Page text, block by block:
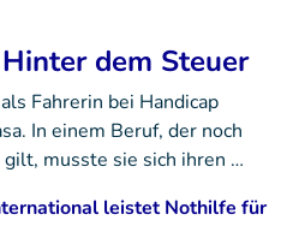
dem Steuer
Fahrerin bei Handicap
In einem Beruf, der noch
musste sie sich ihren …